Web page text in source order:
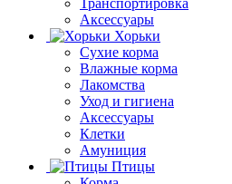
Аксессуары
Хорьки
Сухие корма
Влажные корма
Лакомства
Уход и гигиена
Аксессуары
Клетки
Амуниция
Птицы